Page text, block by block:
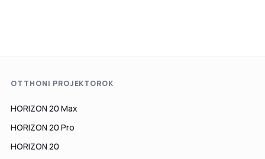
OTTHONI PROJEKTOROK
HORIZON 20 Max
HORIZON 20 Pro
HORIZON 20